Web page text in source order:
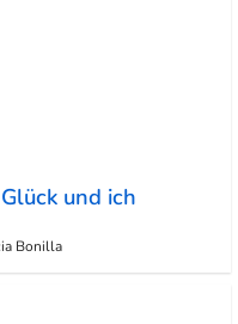
und ich
Bonilla